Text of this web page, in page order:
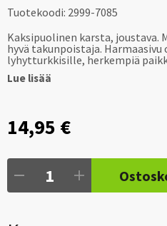
Tuotekoodi: 2999-7085
Kaksipuolinen karsta, joustava.
hyvä takunpoistaja.
lyhytturkkisille, herkempiä
Lue lisää
14,95 €